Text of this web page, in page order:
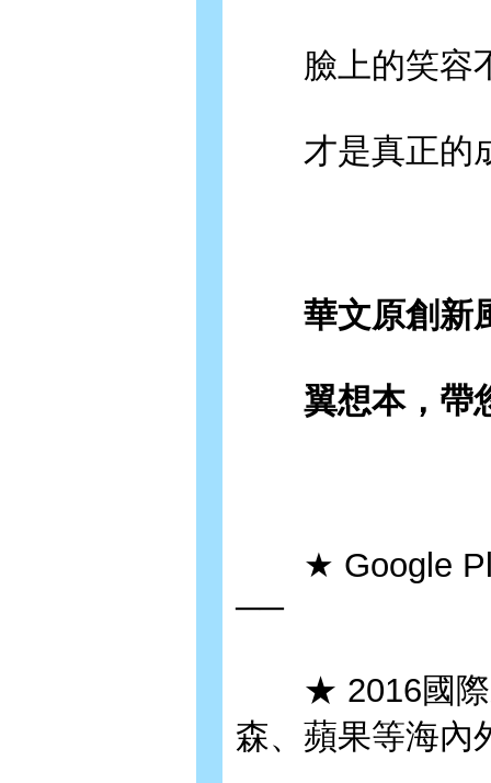
臉上的笑容
才是真正的
華文原創新
翼想本，帶
★ Google
──
★ 2016國際
森、蘋果等海內